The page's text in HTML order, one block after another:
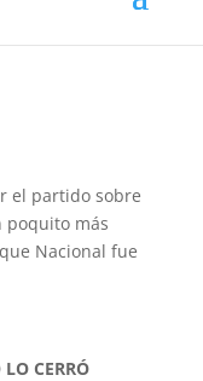
los medios en
el partido sobre
poquito más
Nacional fue
CERRÓ